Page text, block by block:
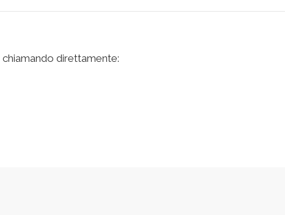
chiamando direttamente: